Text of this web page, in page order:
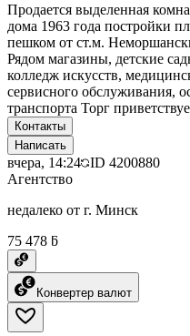
Продается выделенная
дома 1963 года постройки
пешком от ст.м.
Рядом магазины, детские
колледж искусств,
сервисного обслуживания,
транспорта Торг
Контакты
Написать
вчера, 14:24 ID 4200880
Агентство
недалеко от г. Минск
75 478 ƃ
Конвертер валют